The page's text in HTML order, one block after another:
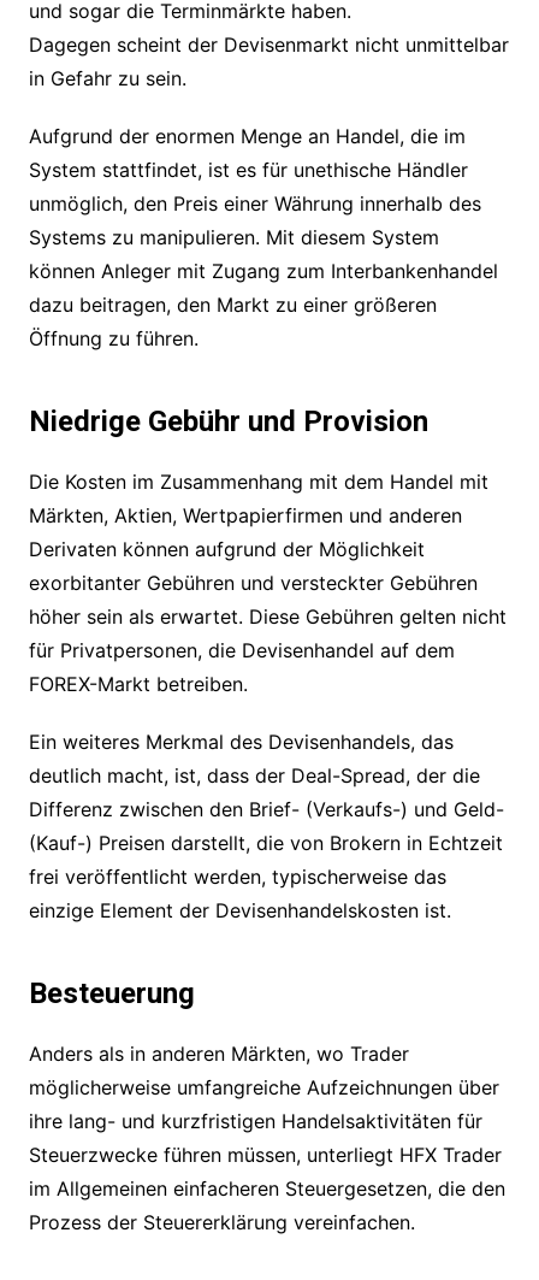
und sogar die Terminmärkte haben.
Dagegen scheint der Devisenmarkt nicht unmittelbar
in Gefahr zu sein.
Aufgrund der enormen Menge an Handel, die im
System stattfindet, ist es für unethische Händler
unmöglich, den Preis einer Währung innerhalb des
Systems zu manipulieren. Mit diesem System
können Anleger mit Zugang zum Interbankenhandel
dazu beitragen, den Markt zu einer größeren
Öffnung zu führen.
Niedrige Gebühr und Provision
Die Kosten im Zusammenhang mit dem Handel mit
Märkten, Aktien, Wertpapierfirmen und anderen
Derivaten können aufgrund der Möglichkeit
exorbitanter Gebühren und versteckter Gebühren
höher sein als erwartet. Diese Gebühren gelten nicht
für Privatpersonen, die Devisenhandel auf dem
FOREX-Markt betreiben.
Ein weiteres Merkmal des Devisenhandels, das
deutlich macht, ist, dass der Deal-Spread, der die
Differenz zwischen den Brief- (Verkaufs-) und Geld-
(Kauf-) Preisen darstellt, die von Brokern in Echtzeit
frei veröffentlicht werden, typischerweise das
einzige Element der Devisenhandelskosten ist.
Besteuerung
Anders als in anderen Märkten, wo Trader
möglicherweise umfangreiche Aufzeichnungen über
ihre lang- und kurzfristigen Handelsaktivitäten für
Steuerzwecke führen müssen, unterliegt HFX Trader
im Allgemeinen einfacheren Steuergesetzen, die den
Prozess der Steuererklärung vereinfachen.